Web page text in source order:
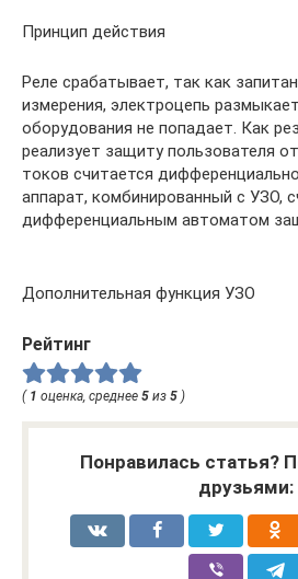
Принцип действия
Реле срабатывает, так как
измерения, электроцепь
оборудования не попадает. Как
реализует защиту пользователя
токов считается
аппарат, комбинированный с УЗО,
дифференциальным автоматом
Дополнительная функция УЗО
Рейтинг
( 1 оценка, среднее 5 из 5 )
Понравилась статья?
друзьями: